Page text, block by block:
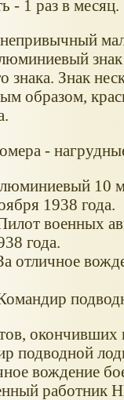
- 1 раз в месяц.
знак
знака. Знак
образом,
-
10
1938 года.
военных
года.
отличное
подводной
вождение
работник